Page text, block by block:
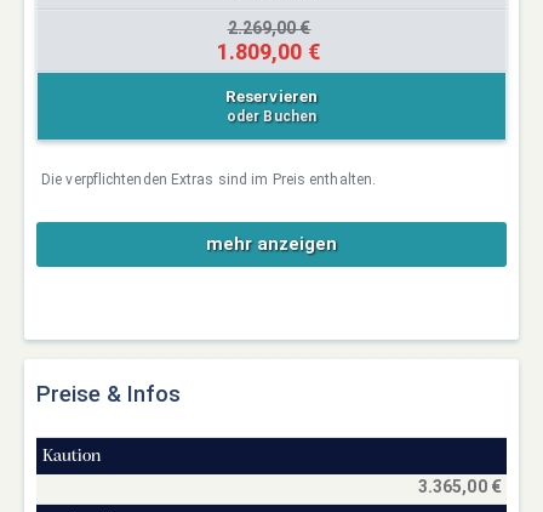
2.269,00 €
1.809,00 €
Reservieren
oder Buchen
Die verpflichtenden Extras sind im Preis enthalten.
mehr anzeigen
Preise & Infos
Kaution
3.365,00 €